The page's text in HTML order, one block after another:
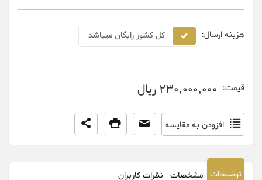
هزینه ارسال: کل کشور رایگان میباشد
قیمت: 230,000,000 ریال
افزودن به مقایسه
توضیحات مشخصات نظرات کاربران